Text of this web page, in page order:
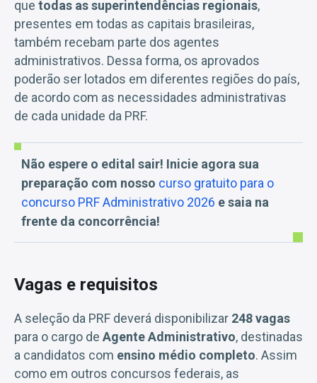
que todas as superintendências regionais,
presentes em todas as capitais brasileiras,
também recebam parte dos agentes
administrativos. Dessa forma, os aprovados
poderão ser lotados em diferentes regiões do país,
de acordo com as necessidades administrativas
de cada unidade da PRF.
Não espere o edital sair! Inicie agora sua
preparação com nosso curso gratuito para o
concurso PRF Administrativo 2026 e saia na
frente da concorrência!
Vagas e requisitos
A seleção da PRF deverá disponibilizar 248 vagas
para o cargo de Agente Administrativo, destinadas
a candidatos com ensino médio completo. Assim
como em outros concursos federais, as